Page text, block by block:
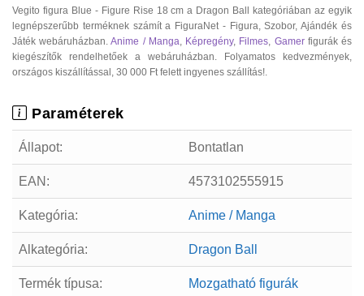
Vegito figura Blue - Figure Rise 18 cm a Dragon Ball kategóriában az egyik
legnépszerűbb terméknek számít a FiguraNet - Figura, Szobor, Ajándék és
Játék webáruházban.Anime / Manga, Képregény, Filmes, Gamerfigurák és
kiegészítők rendelhetőek a webáruházban. Folyamatos kedvezmények,
országos kiszállítással, 30 000 Ft felett ingyenes szállítás!.
Paraméterek
Állapot: Bontatlan
EAN: 4573102555915
Kategória: Anime / Manga
Alkategória: Dragon Ball
Termék típusa: Mozgatható figurák